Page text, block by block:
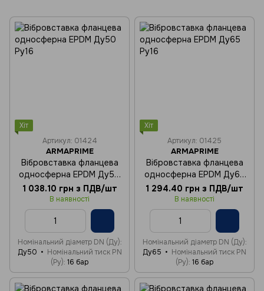
Хіт
Артикул: 01424
ARMAPRIME
Вібровставка фланцева
односферна EPDM Ду50
Ру16
1 038.10 грн з ПДВ/шт
В наявності
Номінальний діаметр DN (Ду)
Ду50
Номінальний тиск PN
(Ру) 16 бар
Хіт
Артикул: 01425
ARMAPRIME
Вібровставка фланцева
односферна EPDM Ду65
Ру16
1 294.40 грн з ПДВ/шт
В наявності
Номінальний діаметр DN (Ду)
Ду65
Номінальний тиск PN
(Ру) 16 бар